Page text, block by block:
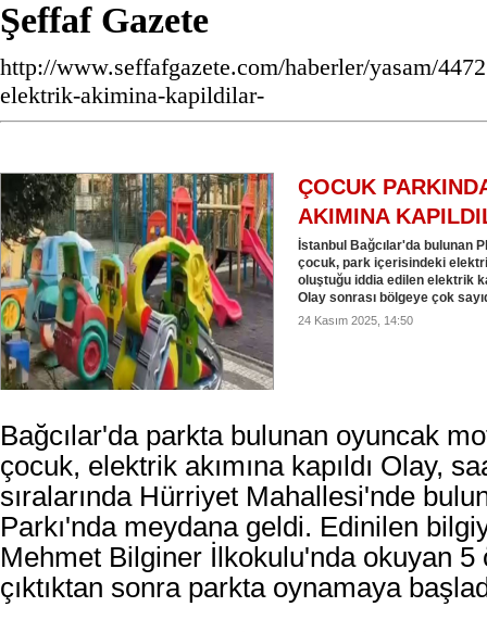
Şeffaf Gazete
http://www.seffafgazete.com/haberler/yasam/
elektrik-akimina-kapildilar-
ÇOCUK
AKIMINA
İstanbul Bağcılar'da bulunan
çocuk, park içerisindeki
oluştuğu iddia edilen elektrik
Olay sonrası bölgeye çok
24 Kasım 2025, 14:50
Bağcılar'da parkta bulunan oyuncak
çocuk, elektrik akımına kapıldı Olay,
sıralarında Hürriyet Mahallesi'nde
Parkı'nda meydana geldi. Edinilen
Mehmet Bilginer İlkokulu'nda okuyan 5
çıktıktan sonra parkta oynamaya